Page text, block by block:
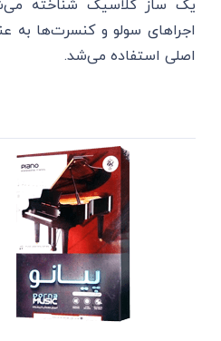
یک ساز کلاسیک شناخته
اجراهای سولو و کنسرت‌ها به
اصلی استفاده می‌شد.